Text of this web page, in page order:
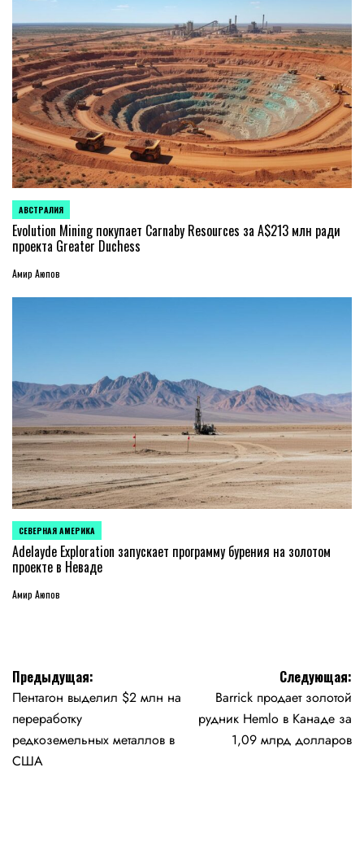
ОПУБЛИКОВАНО
В
АВСТРАЛИЯ
Evolution Mining покупает Carnaby Resources за A$213 млн ради
проекта Greater Duchess
Амир Аюпов
ОПУБЛИКОВАНО
В
СЕВЕРНАЯ АМЕРИКА
Adelayde Exploration запускает программу бурения на золотом
проекте в Неваде
Амир Аюпов
Навигация
по
записям
Предыдущая:
Пентагон выделил $2 млн на
переработку
редкоземельных металлов в
США
Следующая:
Barrick продает золотой
рудник Hemlo в Канаде за
1,09 млрд долларов